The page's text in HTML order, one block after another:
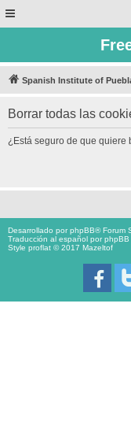
Spanish Institute of
Borrar todas las
¿Está seguro de que quiere
Desarrollado porphpBB® Forum
Traducción al español porphpBB
Style proflat © 2017 Mazeltof